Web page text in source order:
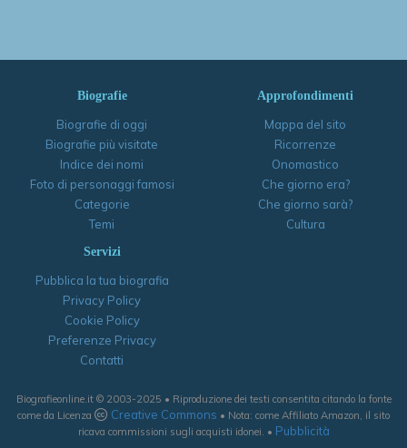
Biografie
Biografie di oggi
Biografie più visitate
Indice dei nomi
Foto di personaggi famosi
Categorie
Temi
Approfondimenti
Mappa del sito
Ricorrenze
Onomastico
Che giorno era?
Che giorno sarà?
Cultura
Servizi
Pubblica la tua biografia
Privacy Policy
Cookie Policy
Preferenze Privacy
Contatti
Biografieonline.it © 2003-2025 • Riproduzione dei testi consentita citando la fonte
come da Licenza
Creative Commons • Nota: come Affiliato Amazon, il sito
ricava commissioni sugli acquisti idonei. • Pubblicità